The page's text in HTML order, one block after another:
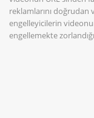
reklamlarını doğrudan
engelleyicilerin
engellemekte